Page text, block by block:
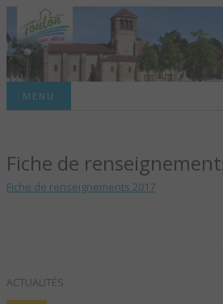
TOULON-
ALLIER –
MENU
Fiche de
Fiche de renseignements 2017
ACTUALITÉS